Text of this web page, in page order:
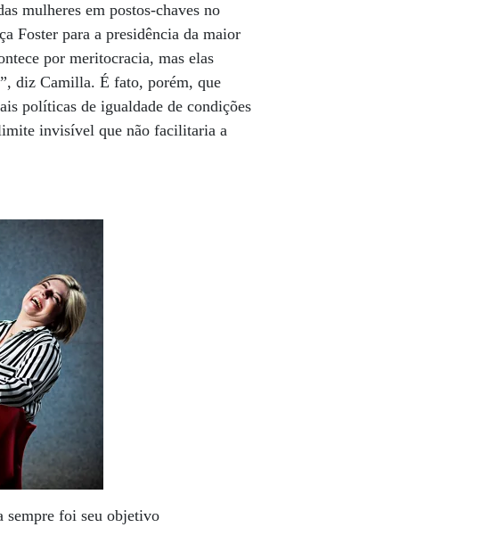
mulheres em postos-chaves no
Foster para a presidência da maior
por meritocracia, mas elas
diz Camilla. É fato, porém, que
políticas de igualdade de condições
invisível que não facilitaria a
sempre foi seu objetivo